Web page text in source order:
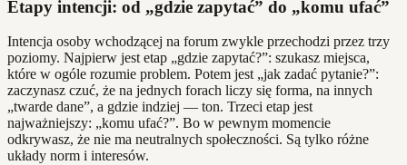
Etapy intencji: od „gdzie zapytać” do „komu ufać”
Intencja osoby wchodzącej na forum zwykle przechodzi przez trzy
poziomy. Najpierw jest etap „gdzie zapytać?”: szukasz miejsca,
które w ogóle rozumie problem. Potem jest „jak zadać pytanie?”:
zaczynasz czuć, że na jednych forach liczy się forma, na innych
„twarde dane”, a gdzie indziej — ton. Trzeci etap jest
najważniejszy: „komu ufać?”. Bo w pewnym momencie
odkrywasz, że nie ma neutralnych społeczności. Są tylko różne
układy norm i interesów.